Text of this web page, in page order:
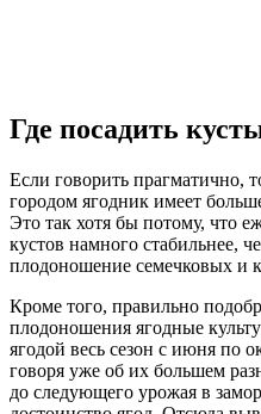
Где посадить
Если говорить прагматично,
городом ягодник имеет
Это так хотя бы потому, что
кустов намного стабильнее,
плодоношение семечковых и
Кроме того, правильно
плодоношения ягодные
ягодой весь сезон с июня по
говоря уже об их большем
до следующего урожая в